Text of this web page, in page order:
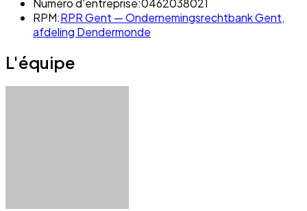
RPM:RPR Gent — Ondernemingsrechtbank Gent,
afdeling Dendermonde
L'équipe